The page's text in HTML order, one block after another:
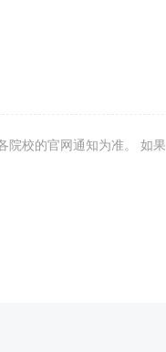
院校的官网通知为准。 如果